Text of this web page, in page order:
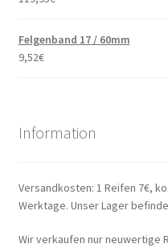
Felgenband 17 / 60mm
9,52€
Information
Versandkosten: 1 Reifen 7€,
Werktage. Unser Lager
Wir verkaufen nur neuwertige